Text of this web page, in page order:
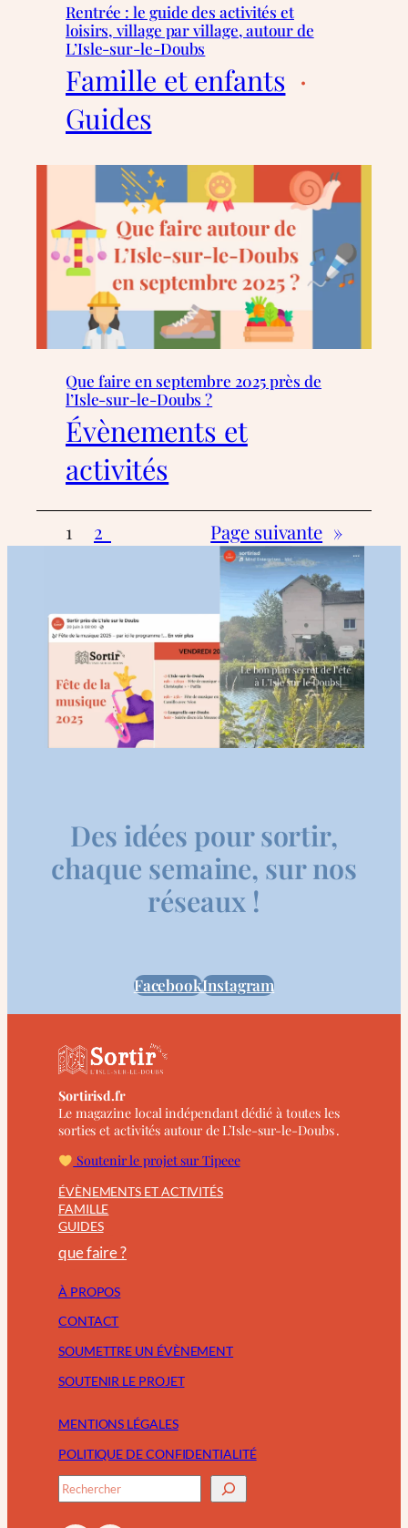
Rentrée : le guide des activités et
loisirs, village par village, autour de
L’Isle-sur-le-Doubs
Famille et enfants
Guides
Que faire en septembre 2025 près de
l’Isle-sur-le-Doubs ?
Évènements et
activités
1 2 Page suivante »
Des idées pour sortir,
chaque semaine, sur nos
réseaux !
FacebookInstagram
Sortirisd.fr
Le magazine local indépendant dédié à toutes les
sorties et activités autour de L’Isle-sur-le-Doubs .
Soutenir le projet sur Tipeee
ÉVÈNEMENTS ET ACTIVITÉS
FAMILLE
GUIDES
que faire ?
À PROPOS
CONTACT
SOUMETTRE UN ÉVÈNEMENT
SOUTENIR LE PROJET
MENTIONS LÉGALES
POLITIQUE DE CONFIDENTIALITÉ
R
e